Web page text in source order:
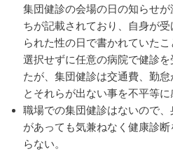
集団健診の会場の日の知らせ
ちが記載されており、自身が
られた性の日で書かれていた
選択せずに任意の病院で健診
たが、集団健診は交通費、勤
とそれらが出ない事を不平等に
職場での集団健診はないので
があっても気兼ねなく健康診
らない。